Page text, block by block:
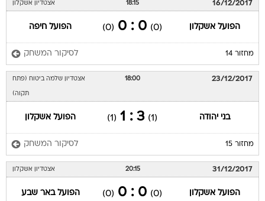
16/12/2017
18:15 אצטדיון אשקלון
הפועל אשקלון (0)
0 : 0
(0) הפועל חיפה
מחזור 14 לסיקור המשחק
23/12/2017
18:00 אצטדיון שלמה ביטוח (פתח
תקוה)
בני יהודה (1)
3 : 1
(1) הפועל אשקלון
מחזור 15 לסיקור המשחק
31/12/2017
20:15 אצטדיון אשקלון
הפועל אשקלון (0)
0 : 0
(0) הפועל באר שבע